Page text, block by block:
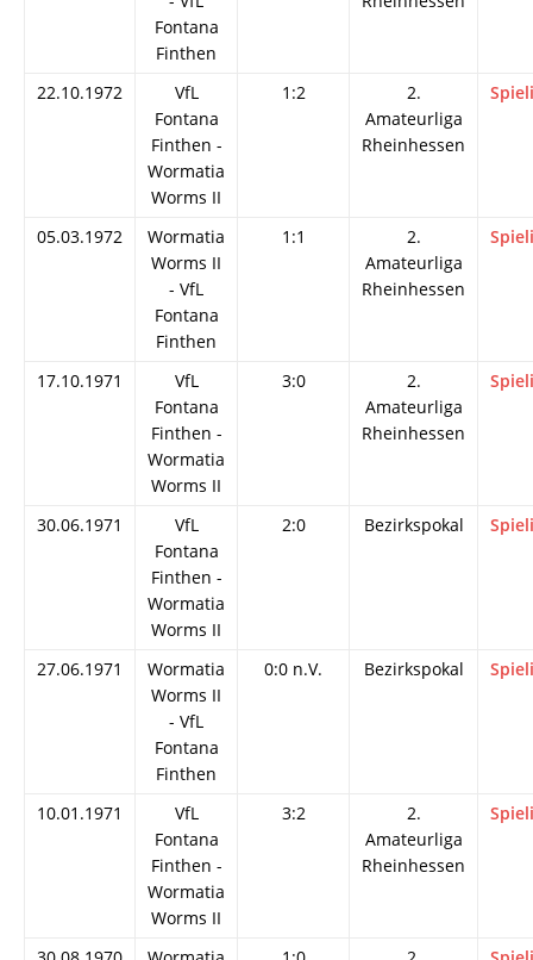
Fontana
Finthen
22.10.1972
VfL
Fontana
Finthen -
Wormatia
Worms II
1:2
2.
Amateurliga
Rheinhessen
05.03.1972
Wormatia
Worms II
- VfL
Fontana
Finthen
1:1
2.
Amateurliga
Rheinhessen
17.10.1971
VfL
Fontana
Finthen -
Wormatia
Worms II
3:0
2.
Amateurliga
Rheinhessen
30.06.1971
VfL
Fontana
Finthen -
Wormatia
Worms II
2:0 Bezirkspokal
27.06.1971
Wormatia
Worms II
- VfL
Fontana
Finthen
0:0 n.V. Bezirkspokal
10.01.1971
VfL
Fontana
Finthen -
Wormatia
Worms II
3:2
2.
Amateurliga
Rheinhessen